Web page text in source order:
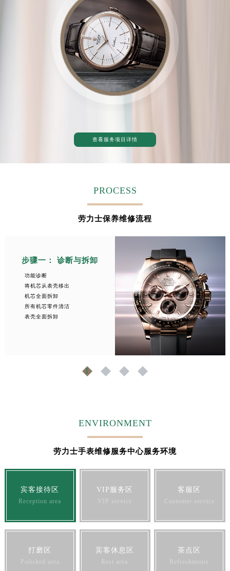
查看服务项目详情
PROCESS
劳力士保养维修流程
步骤一： 诊断与拆卸
功能诊断
将机芯从表壳移出
机芯全面拆卸
所有机芯零件清洁
表壳全面拆卸
1 2 3 4
ENVIRONMENT
劳力士手表维修服务中心服务环境
宾客接待区
Reception area
VIP服务区
VIP service
客服区
Customer service
打磨区
Polished area
宾客休息区
Rest area
茶点区
Refreshments